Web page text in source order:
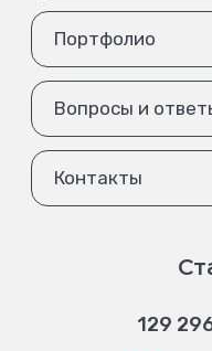
Портфолио
Вопросы и
Контакты
129